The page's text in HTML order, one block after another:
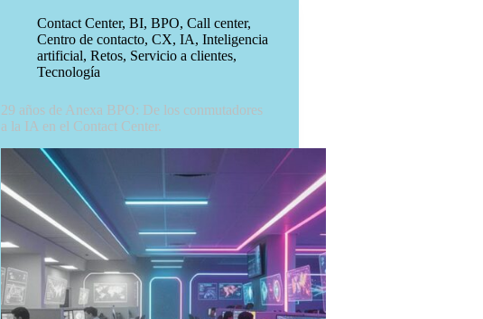
Contact Center, BI, BPO, Call center,
Centro de contacto, CX, IA, Inteligencia
artificial, Retos, Servicio a clientes,
Tecnología
29 años de Anexa BPO: De los conmutadores
a la IA en el Contact Center.